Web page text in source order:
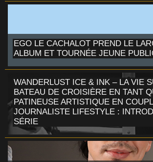
EGO LE CACHALOT PREND LE
ALBUM ET TOURNÉE JEUNE
WANDERLUST ICE & INK – LA VIE
BATEAU DE CROISIÈRE EN TANT
PATINEUSE ARTISTIQUE EN
JOURNALISTE LIFESTYLE :
SÉRIE